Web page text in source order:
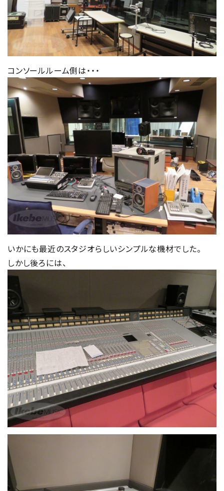
コンソールルーム側は・・・
いかにも最近のスタジオらしいシンプルな機材でした。
しかし後ろには、